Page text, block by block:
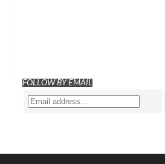
FOLLOW BY EMAIL